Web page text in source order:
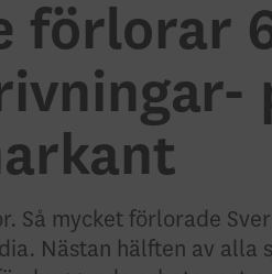
förlorar
Så mycket förlorade
Nästan hälften av alla